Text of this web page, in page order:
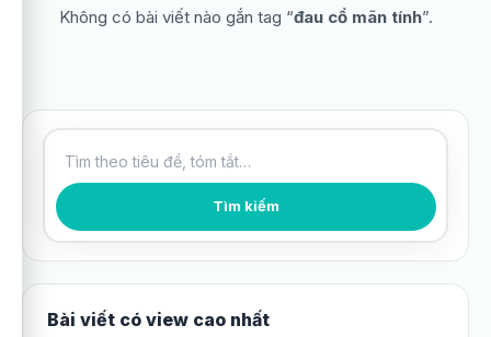
Không có bài viết nào gắn tag “đau cổ mãn tính”.
Tìm kiếm bài viết Tìm kiếm
Bài viết có view cao nhất